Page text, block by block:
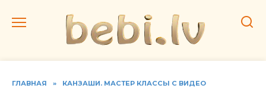
ГЛАВНАЯ » КАНЗАШИ. МАСТЕР КЛАССЫ С ВИДЕО